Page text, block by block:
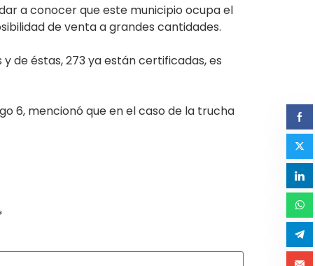
a conocer que este municipio ocupa el
de venta a grandes cantidades.
de éstas, 273 ya están certificadas, es
6, mencionó que en el caso de la trucha